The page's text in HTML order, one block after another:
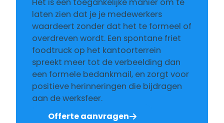
laten zien dat je je medewerkers
waardeert zonder dat het te formeel of
overdreven wordt. Een spontane friet
foodtruck op het kantoorterrein
spreekt meer tot de verbeelding dan
een formele bedankmail, en zorgt voor
positieve herinneringen die bijdragen
aan de werksfeer.
Offerte aanvragen